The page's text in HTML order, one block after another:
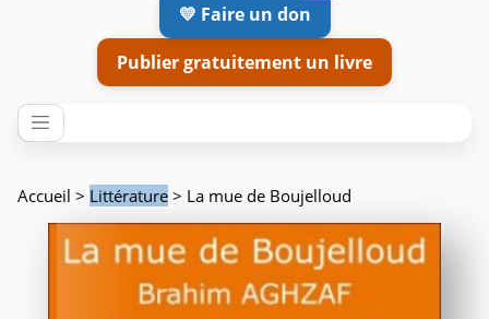
💛 Faire un don
Publier gratuitement un livre
Accueil > Littérature > La mue de Boujelloud